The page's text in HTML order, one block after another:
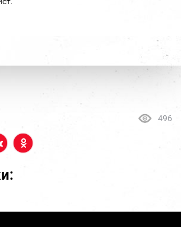
496